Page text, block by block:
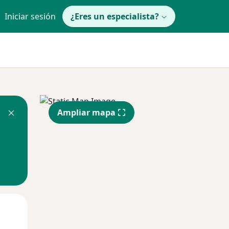
Iniciar sesión ¿Eres un especialista?
Ampliar mapa